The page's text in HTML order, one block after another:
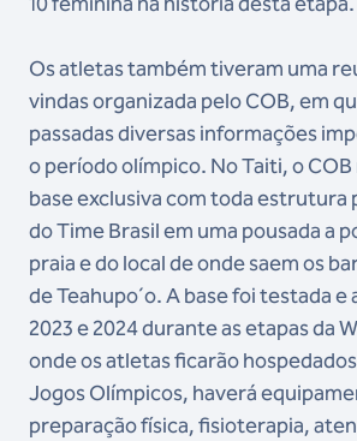
Os atletas também tiveram uma
vindas organizada pelo COB, em
passadas diversas informações
o período olímpico. No Taiti, o
base exclusiva com toda estrutura
do Time Brasil em uma pousada a
praia e do local de onde saem os
de Teahupo´o. A base foi testada e
2023 e 2024 durante as etapas da
onde os atletas ficarão
Jogos Olímpicos, haverá
preparação física, fisioterapia,